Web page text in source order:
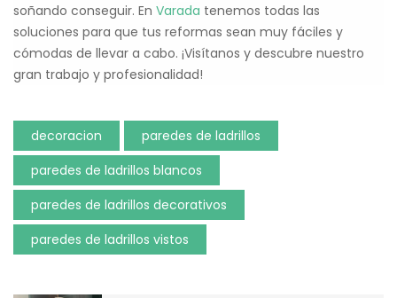
soñando conseguir. En Varada tenemos todas las
soluciones para que tus reformas sean muy fáciles y
cómodas de llevar a cabo. ¡Visítanos y descubre nuestro
gran trabajo y profesionalidad!
decoracion
paredes de ladrillos
paredes de ladrillos blancos
paredes de ladrillos decorativos
paredes de ladrillos vistos